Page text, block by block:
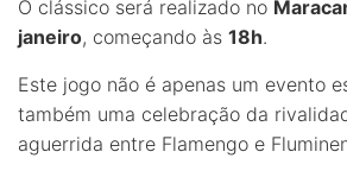
O clássico será realizado no
janeiro, começando às 18h.
Este jogo não é apenas um evento
também uma celebração da
aguerrida entre Flamengo e